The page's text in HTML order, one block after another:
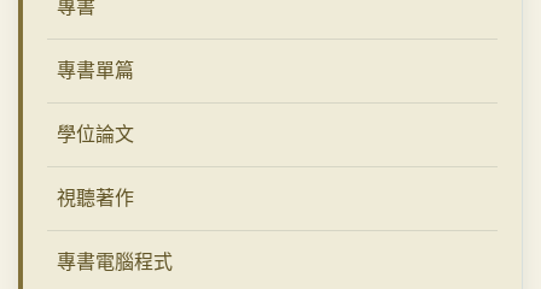
專書
專書單篇
學位論文
視聽著作
專書電腦程式